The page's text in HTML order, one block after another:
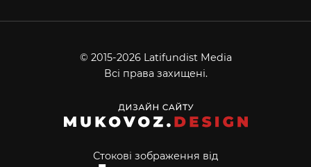
© 2015-2026 Latifundist Media
Всі права захищені.
Стокові зображення від